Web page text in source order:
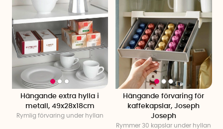
Hängande extra hylla i
metall, 49x28x18cm
Rymlig förvaring under hyllan
Hängande förvaring för
kaffekapslar, Joseph
Joseph
Rymmer 30 kapslar under hyllan